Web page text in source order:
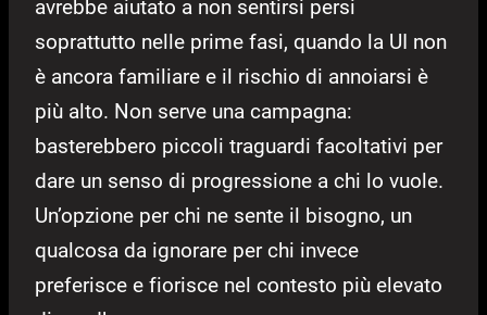
avrebbe aiutato a non sentirsi persi
soprattutto nelle prime fasi, quando la UI non
è ancora familiare e il rischio di annoiarsi è
più alto. Non serve una campagna:
basterebbero piccoli traguardi facoltativi per
dare un senso di progressione a chi lo vuole.
Un’opzione per chi ne sente il bisogno, un
qualcosa da ignorare per chi invece
preferisce e fiorisce nel contesto più elevato